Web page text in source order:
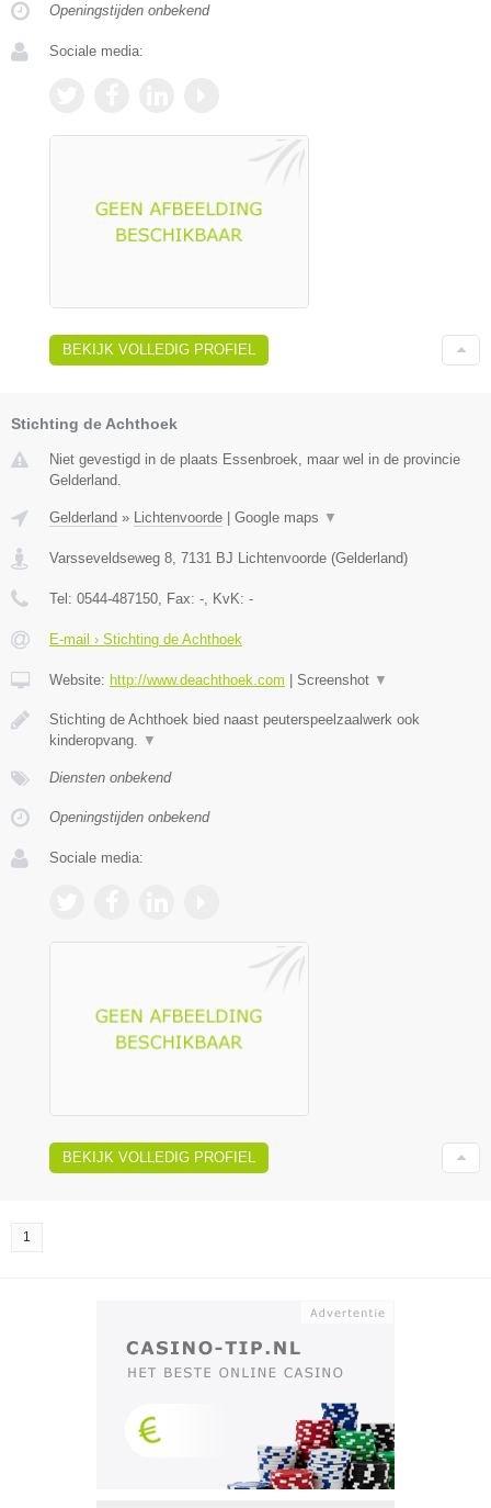
Openingstijden onbekend
Sociale media:
BEKIJK VOLLEDIG PROFIEL
Stichting de Achthoek
Niet gevestigd in de plaats Essenbroek, maar wel in de provincie
Gelderland.
Gelderland » Lichtenvoorde Google maps ▼
Varsseveldseweg 8, 7131 BJ Lichtenvoorde (Gelderland)
Tel: 0544-487150, Fax: -, KvK: -
E-mail › Stichting de Achthoek
Website: http://www.deachthoek.com Screenshot ▼
Stichting de Achthoek bied naast peuterspeelzaalwerk ook
kinderopvang. ▼
Diensten onbekend
Openingstijden onbekend
Sociale media:
BEKIJK VOLLEDIG PROFIEL
1